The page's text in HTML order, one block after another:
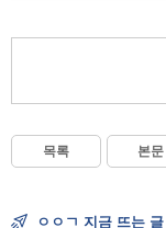
목록 본문
ㅇㅇㄱ 지금 뜨는 글